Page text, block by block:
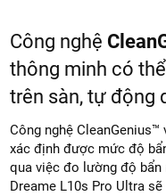
Công nghệ
thông minh có
trên sàn, tự động
Công nghệ
xác định được mức độ
qua việc đo lường độ bẩn
Dreame L10s Pro Ultra